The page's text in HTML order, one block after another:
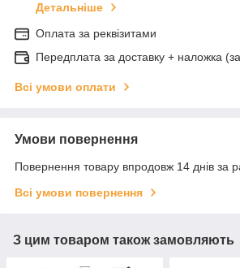
Детальніше
Оплата за реквізитами
Передплата за доставку + наложка
Всі умови оплати
Умови повернення
Повернення товару впродовж 14 днів за
Всі умови повернення
З цим товаром також замовляють